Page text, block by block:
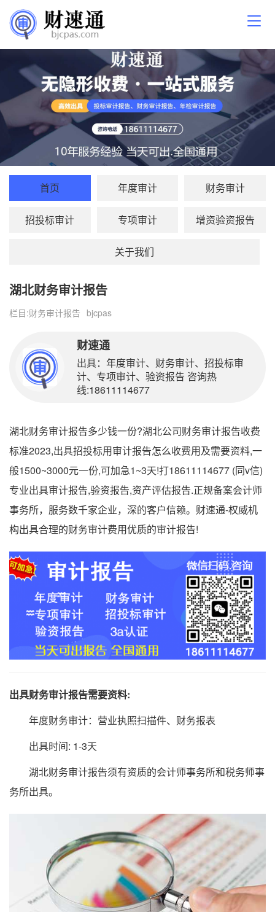
首页 年度审计 财务审计
招投标审计 专项审计 增资验资报告
关于我们
湖北财务审计报告
栏目:财务审计报告 bjcpas
财速通
出具：年度审计、财务审计、招投标审
计、专项审计、验资报告 咨询热
线:18611114677
湖北财务审计报告多少钱一份?湖北公司财务审计报告收费
标准2023,出具招投标用审计报告怎么收费用及需要资料,一
般1500~3000元一份,可加急1~3天!打18611114677 (同v信)
专业出具审计报告,验资报告,资产评估报告.正规备案会计师
事务所，服务数千家企业，深的客户信赖。财速通-权威机
构出具合理的财务审计费用优质的审计报告!
出具财务审计报告需要资料:
年度财务审计：营业执照扫描件、财务报表
出具时间: 1-3天
湖北财务审计报告须有资质的会计师事务所和税务师事
务所出具。